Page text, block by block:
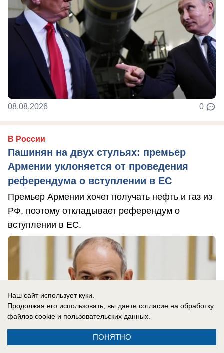
08.08.2026 0
В России
Пашинян на двух стульях: премьер
Армении уклоняется от проведения
референдума о вступлении в ЕС
Премьер Армении хочет получать нефть и газ из
РФ, поэтому откладывает референдум о
вступлении в ЕС.
Наш сайт использует куки.
Продолжая его использовать, вы даете согласие на обработку
файлов cookie и пользовательских данных.
ПОНЯТНО